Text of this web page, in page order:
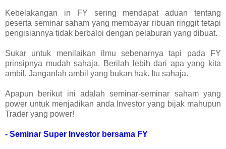
Kebelakangan in FY sering mendapat aduan tentang
peserta seminar saham yang membayar ribuan ringgit tetapi
pengisiannya tidak berbaloi dengan pelaburan yang dibuat.
Sukar untuk menilaikan ilmu sebenarnya tapi pada FY
prinsipnya mudah sahaja. Berilah lebih dari apa yang kita
ambil. Janganlah ambil yang bukan hak. Itu sahaja.
Apapun berikut ini adalah seminar-seminar saham yang
power untuk menjadikan anda Investor yang bijak mahupun
Trader yang power!
- Seminar Super Investor bersama FY